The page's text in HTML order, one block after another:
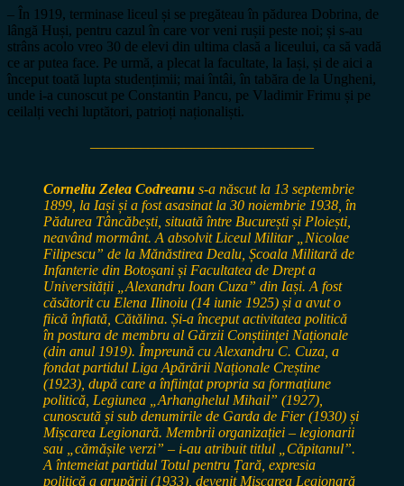
– În 1919, terminase liceul și se pregăteau în pădurea Dobrina, de
lângă Huși, pentru cazul în care vor veni rușii peste noi; și s-au
strâns acolo vreo 30 de elevi din ultima clasă a liceului, ca să vadă
ce ar putea face. Pe urmă, a plecat la facultate, la Iași, și de aici a
început toată lupta studențimii; mai întâi, în tabăra de la Ungheni,
unde i-a cunoscut pe Constantin Pancu, pe Vladimir Frimu și pe
ceilalți vechi luptători, patrioți naționaliști.
Corneliu Zelea Codreanu s-a născut la 13 septembrie
1899, la Iași și a fost asasinat la 30 noiembrie 1938, în
Pădurea Tâncăbești, situată între București și Ploiești,
neavând mormânt. A absolvit Liceul Militar „Nicolae
Filipescu” de la Mănăstirea Dealu, Școala Militară de
Infanterie din Botoșani și Facultatea de Drept a
Universității „Alexandru Ioan Cuza” din Iași. A fost
căsătorit cu Elena Ilinoiu (14 iunie 1925) și a avut o
fiică înfiată, Cătălina. Și-a început activitatea politică
în postura de membru al Gărzii Conștiinței Naționale
(din anul 1919). Împreună cu Alexandru C. Cuza, a
fondat partidul Liga Apărării Naționale Creștine
(1923), după care a înființat propria sa formațiune
politică, Legiunea „Arhanghelul Mihail” (1927),
cunoscută și sub denumirile de Garda de Fier (1930) și
Mișcarea Legionară. Membrii organizației – legionarii
sau „cămășile verzi” – i-au atribuit titlul „Căpitanul”.
A întemeiat partidul Totul pentru Țară, expresia
politică a grupării (1933), devenit Mișcarea Legionară